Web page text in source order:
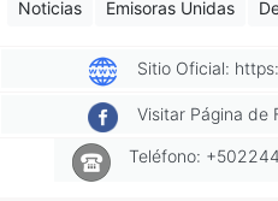
Noticias Emisoras Unidas
Sitio Oficial:
Visitar Página de
Teléfono: